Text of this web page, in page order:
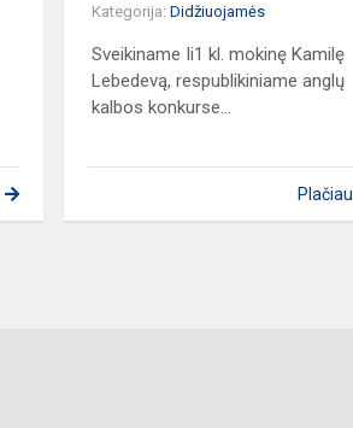
Kategorija:Didžiuojamės
Sveikiname Ii1 kl. mokinę Kamilę
Lebedevą, respublikiniame anglų
kalbos konkurse...
Plačiau